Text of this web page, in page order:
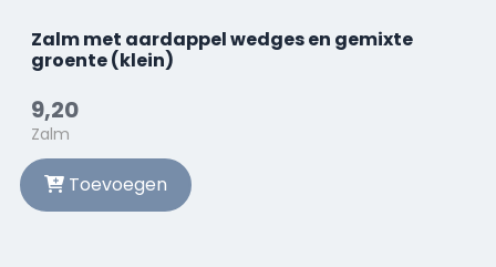
Zalm met aardappel wedges en gemixte
groente (klein)
9,20
Zalm
Toevoegen